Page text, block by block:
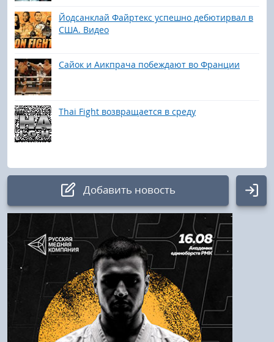
Йодсанклай Файртекс успешно дебютирвал в
США. Видео
Сайок и Аикпрача побеждают во Франции
Thai Fight возвращается в среду
Добавить новость
Авторизация
Логин:
Пароль